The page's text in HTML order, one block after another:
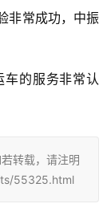
非常成功，中振
车的服务非常认
转载，请注明
55325.html